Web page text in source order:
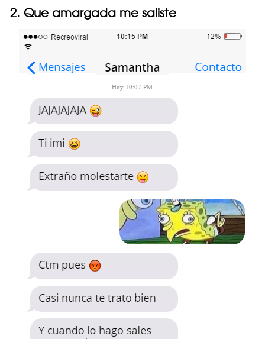
2. Que amargada me saliste